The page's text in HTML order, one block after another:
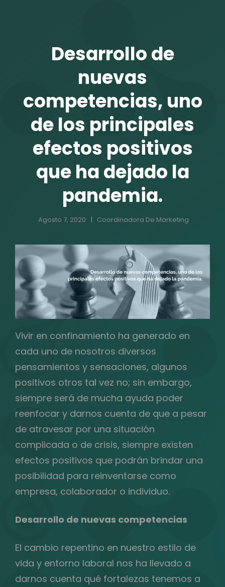
Desarrollo de
nuevas
competencias, uno
de los principales
efectos positivos
que ha dejado la
pandemia.
Agosto 7, 2020 Coordinadora De Marketing
Vivir en confinamiento ha generado en
cada uno de nosotros diversos
pensamientos y sensaciones, algunos
positivos otros tal vez no; sin embargo,
siempre será de mucha ayuda poder
reenfocar y darnos cuenta de que a pesar
de atravesar por una situación
complicada o de crisis, siempre existen
efectos positivos que podrán brindar una
posibilidad para reinventarse como
empresa, colaborador o individuo.
Desarrollo de nuevas competencias
El cambio repentino en nuestro estilo de
vida y entorno laboral nos ha llevado a
darnos cuenta qué fortalezas tenemos a